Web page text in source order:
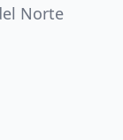
Norte